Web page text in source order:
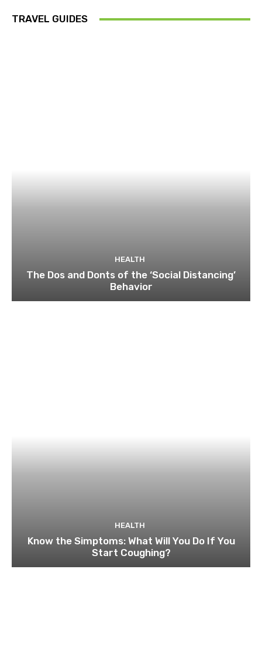
TRAVEL GUIDES
HEALTH
The Dos and Donts of the ‘Social Distancing’
Behavior
HEALTH
Know the Simptoms: What Will You Do If You
Start Coughing?